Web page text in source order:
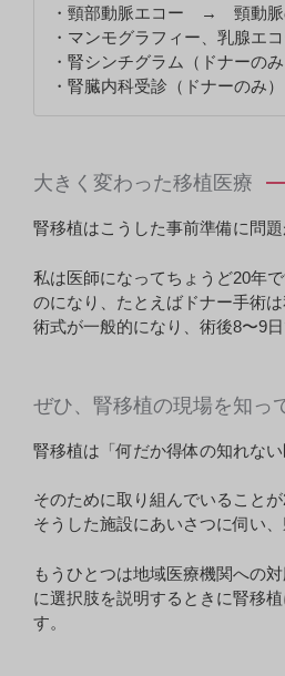
・頸部動脈エコー → 頸動脈
・マンモグラフィー、乳腺
・腎シンチグラム（ドナー
・腎臓内科受診（ドナーの
大きく変わった移植医療
腎移植はこうした事前準備に問
私は医師になってちょうど20年
のになり、たとえばドナー手術
術式が一般的になり、術後8〜9日
ぜひ、腎移植の現場を知っ
腎移植は「何だか得体の知れな
そのために取り組んでいること
そうした施設にあいさつに伺い
もうひとつは地域医療機関への
に選択肢を説明するときに腎移
す。